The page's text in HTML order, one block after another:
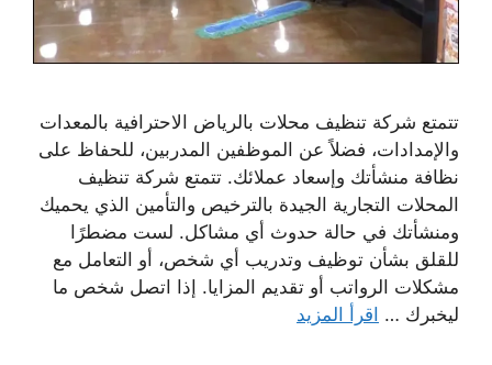
تتمتع شركة تنظيف محلات بالرياض الاحترافية بالمعدات
والإمدادات، فضلاً عن الموظفين المدربين، للحفاظ على
نظافة منشأتك وإسعاد عملائك. تتمتع شركة تنظيف
المحلات التجارية الجيدة بالترخيص والتأمين الذي يحميك
ومنشأتك في حالة حدوث أي مشاكل. لست مضطرًا
للقلق بشأن توظيف وتدريب أي شخص، أو التعامل مع
مشكلات الرواتب أو تقديم المزايا. إذا اتصل شخص ما
ليخبرك … اقرأ المزيد